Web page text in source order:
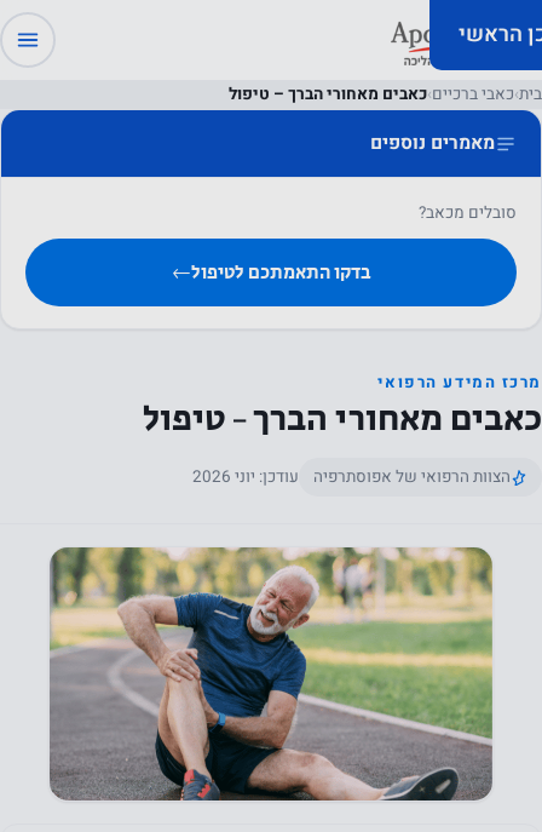
הראשי
בית›כאבי ברכיים›כאבים מאחורי הברך – טיפול
מאמרים נוספים
סובלים מכאב?
בדקו התאמתכם לטיפול←
מרכז המידע הרפואי
כאבים מאחורי הברך – טיפול
הצוות הרפואי של אפוסתרפיה עודכן: יוני 2026